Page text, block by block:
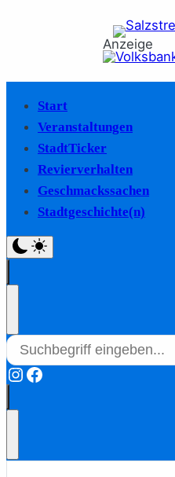
Anzeige
Start
Veranstaltungen
StadtTicker
Revierverhalten
Geschmackssachen
Stadtgeschichte(n)
Instagram
Facebook